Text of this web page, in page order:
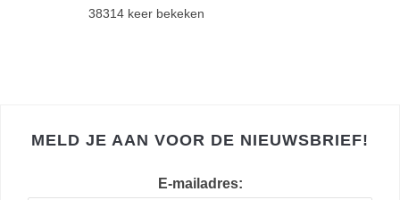
38314 keer bekeken
MELD JE AAN VOOR DE NIEUWSBRIEF!
E-mailadres: